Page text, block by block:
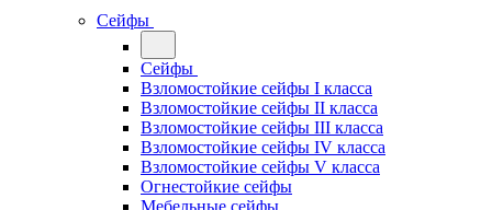
Сейфы
Сейфы
Взломостойкие сейфы I класса
Взломостойкие сейфы II класса
Взломостойкие сейфы III класса
Взломостойкие сейфы IV класса
Взломостойкие сейфы V класса
Огнестойкие сейфы
Мебельные сейфы